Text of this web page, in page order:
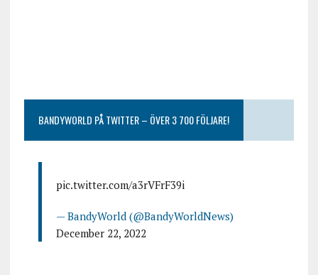
BANDYWORLD PÅ TWITTER – ÖVER 3 700 FÖLJARE!
pic.twitter.com/a3rVFrF39i
— BandyWorld (@BandyWorldNews)
December 22, 2022